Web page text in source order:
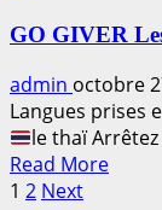
RANG
GO GIVER
admin octobre
Langues prises
le thaï Arrêtez
Read MoreRead
Pagination
1 2 Next